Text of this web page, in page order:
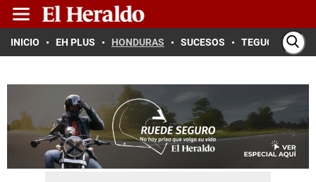
INICIO EH PLUS HONDURAS SUCESOS TEGUCIGALPA